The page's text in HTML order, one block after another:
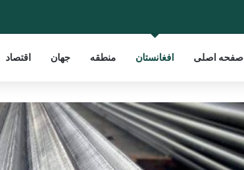
صفحه اصلی افغانستان منطقه جهان اقتصاد